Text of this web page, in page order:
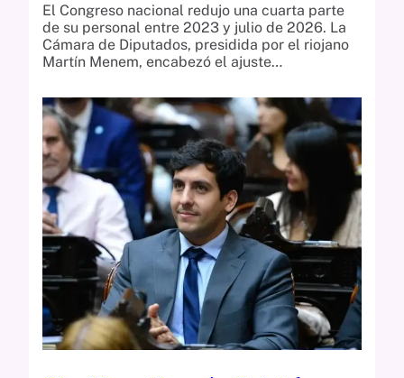
El Congreso nacional redujo una cuarta parte
de su personal entre 2023 y julio de 2026. La
Cámara de Diputados, presidida por el riojano
Martín Menem, encabezó el ajuste…